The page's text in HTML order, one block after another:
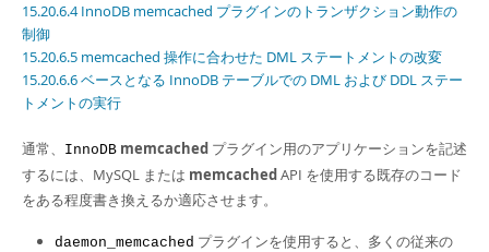
15.20.6.4 InnoDB memcached プラグインのトランザクション動作の
制御
15.20.6.5 memcached 操作に合わせた DML ステートメントの改変
15.20.6.6 ベースとなる InnoDB テーブルでの DML および DDL ステー
トメントの実行
通常、 InnoDB memcached プラグイン用のアプリケーションを記述
するには、MySQL または memcachedAPI を使用する既存のコード
をある程度書き換えるか適応させます。
daemon_memcached プラグインを使用すると、多くの従来の